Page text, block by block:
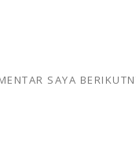
SAYA